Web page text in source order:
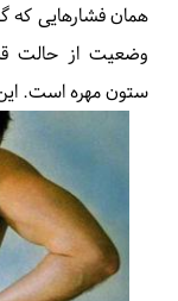
همان فشارهایی که
وضعیت از حالت
ستون مهره است.